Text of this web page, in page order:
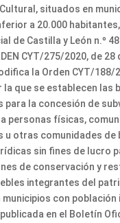
situados en
a 20.000
de Castilla y León n.º
CYT/275/2020, de
la Orden CYT/188/
la que se establecen las
para la concesión de
personas físicas,
u otras comunidades de
sin fines de lucro
de conservación y
integrantes del
con población
en el Boletín